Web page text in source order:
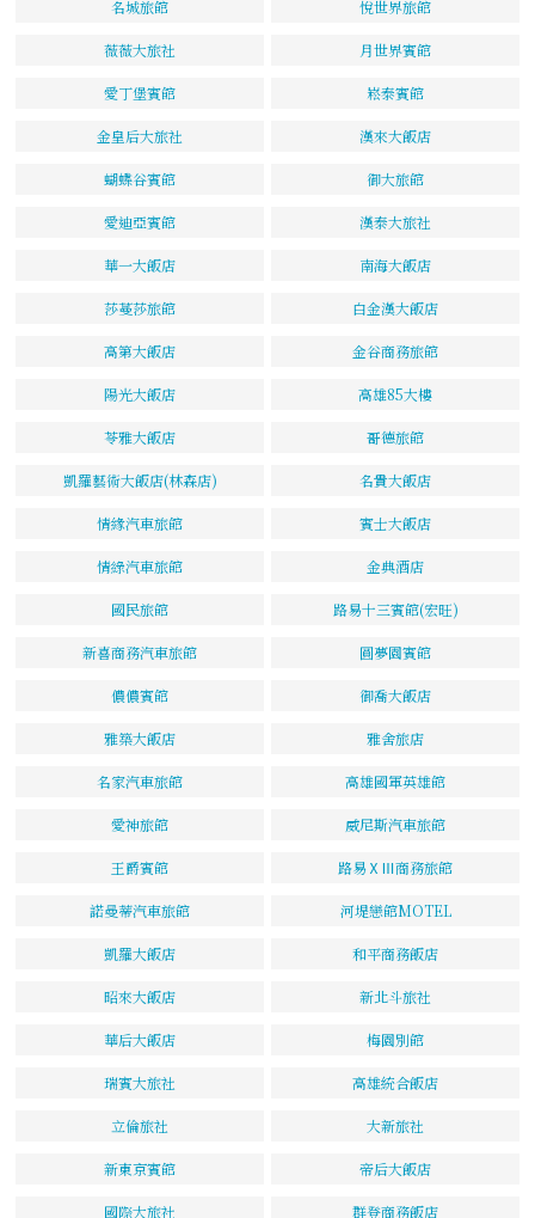
名城旅館 悅世界旅館
薇薇大旅社 月世界賓館
愛丁堡賓館 崧泰賓館
金皇后大旅社 漢來大飯店
蝴蝶谷賓館 御大旅館
愛迪亞賓館 漢泰大旅社
華一大飯店 南海大飯店
莎蔓莎旅館 白金漢大飯店
高第大飯店 金谷商務旅館
陽光大飯店 高雄85大樓
苓雅大飯店 哥德旅館
凱羅藝術大飯店(林森店) 名貴大飯店
情緣汽車旅館 賓士大飯店
情綠汽車旅館 金典酒店
國民旅館 路易十三賓館(宏旺)
新喜商務汽車旅館 圓夢園賓館
儂儂賓館 御喬大飯店
雅築大飯店 雅舍旅店
名家汽車旅館 高雄國軍英雄館
愛神旅館 威尼斯汽車旅館
王爵賓館 路易ⅩⅢ商務旅館
諾曼蒂汽車旅館 河堤戀館MOTEL
凱羅大飯店 和平商務飯店
昭來大飯店 新北斗旅社
華后大飯店 梅園別館
瑞賓大旅社 高雄統合飯店
立倫旅社 大新旅社
新東京賓館 帝后大飯店
國際大旅社 群登商務飯店